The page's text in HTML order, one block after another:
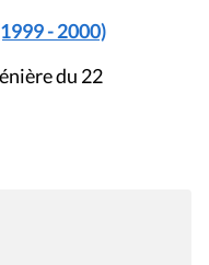
- 2000)
du 22